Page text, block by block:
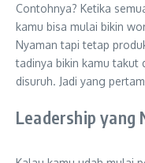
Contohnya? Ketika
kamu bisa mulai bikin
Nyaman tapi tetap
tadinya bikin kamu takut
disuruh. Jadi yang
Leadership yang